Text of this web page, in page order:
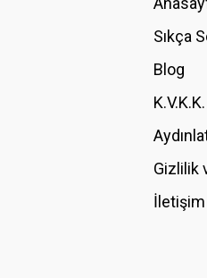
Ürün fiyatı diğer
Bu ürüne benzer farklı
Sıkça
Blog
K.V.K.K.
Gizlilik
İletişim